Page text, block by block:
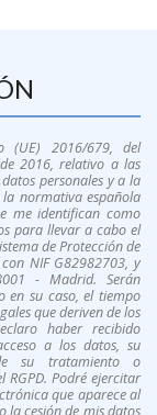
(UE) 2016/679, del
2016, relativo a las
personales y a la
la normativa española
me identifican como
para llevar a cabo el
de Protección de
NIF G82982703, y
- Madrid. Serán
en su caso, el tiempo
que deriven de los
haber recibido
a los datos, su
su tratamiento o
Podré ejercitar
que aparece al
la cesión de mis datos